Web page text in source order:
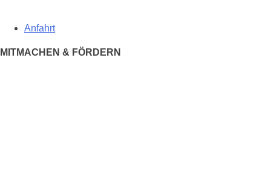
Anfahrt
MITMACHEN & FÖRDERN